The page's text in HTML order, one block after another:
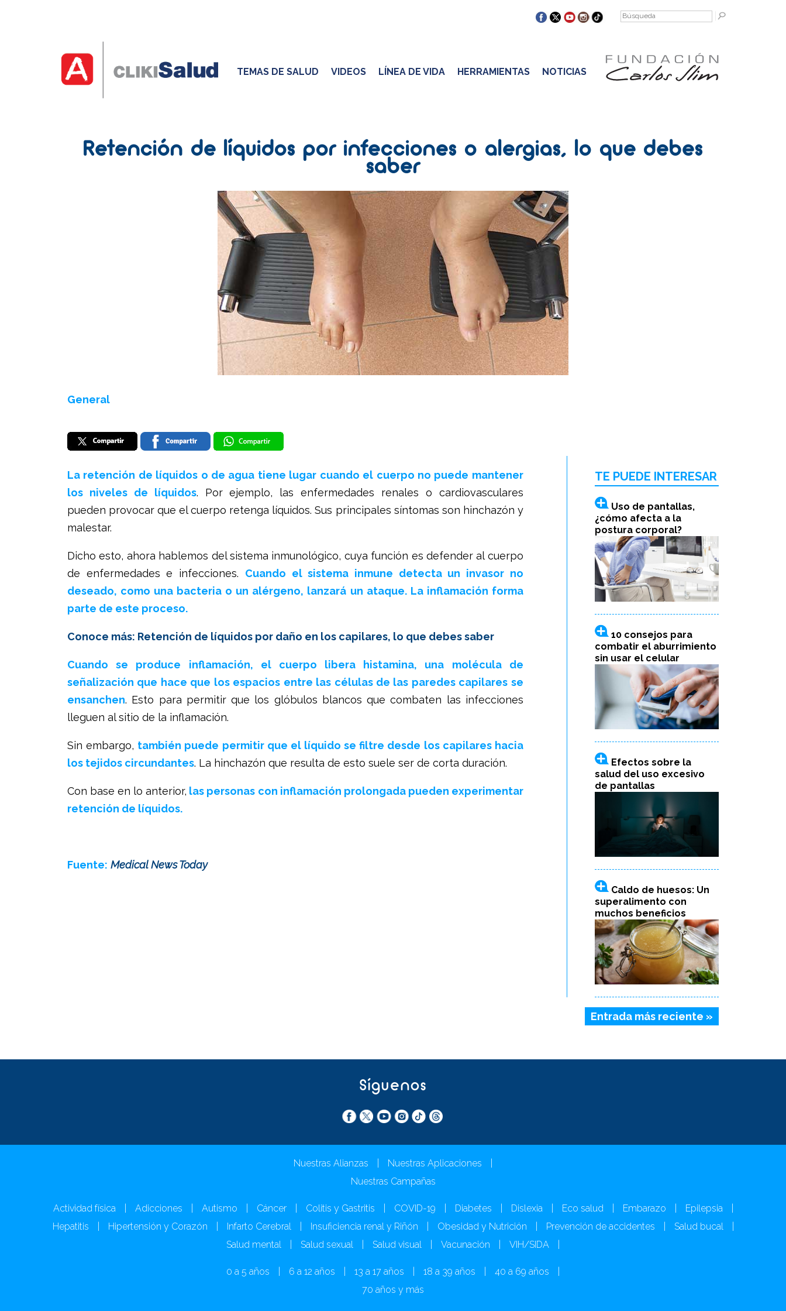
TEMAS DE SALUD VIDEOS LÍNEA DE VIDA HERRAMIENTAS NOTICIAS
Retención de líquidos por infecciones o alergias, lo que debes
saber
General
La retención de líquidos o de agua tiene lugar cuando el cuerpo no puede mantener
los niveles de líquidos. Por ejemplo, las enfermedades renales o cardiovasculares
pueden provocar que el cuerpo retenga líquidos. Sus principales síntomas son hinchazón y
malestar.
Dicho esto, ahora hablemos del sistema inmunológico, cuya función es defender al cuerpo
de enfermedades e infecciones. Cuando el sistema inmune detecta un invasor no
deseado, como una bacteria o un alérgeno, lanzará un ataque. La inflamación forma
parte de este proceso.
Conoce más: Retención de líquidos por daño en los capilares, lo que debes saber
Cuando se produce inflamación, el cuerpo libera histamina, una molécula de
señalización que hace que los espacios entre las células de las paredes capilares se
ensanchen. Esto para permitir que los glóbulos blancos que combaten las infecciones
lleguen al sitio de la inflamación.
Sin embargo, también puede permitir que el líquido se filtre desde los capilares hacia
los tejidos circundantes. La hinchazón que resulta de esto suele ser de corta duración.
Con base en lo anterior, las personas con inflamación prolongada pueden experimentar
retención de líquidos.
Fuente: Medical News Today
TE PUEDE INTERESAR
Uso de pantallas,
¿cómo afecta a la
postura corporal?
10 consejos para
combatir el aburrimiento
sin usar el celular
Efectos sobre la
salud del uso excesivo
de pantallas
Caldo de huesos: Un
superalimento con
muchos beneficios
Entrada más reciente »
Síguenos
Nuestras Alianzas Nuestras Aplicaciones
Nuestras Campañas
Actividad física Adicciones Autismo Cáncer Colitis y Gastritis COVID-19 Diabetes Dislexia Eco salud Embarazo Epilepsia
Hepatitis
Hipertensión y Corazón Infarto Cerebral Insuficiencia renal y Riñón Obesidad y Nutrición Prevención de accidentes Salud bucal
Salud mental
Salud sexual Salud visual Vacunación VIH/SIDA
0 a 5 años 6 a 12 años 13 a 17 años 18 a 39 años 40 a 69 años
70 años y más